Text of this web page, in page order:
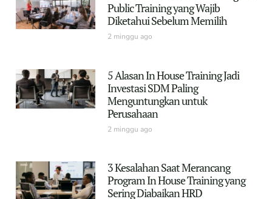
Public Training yang Wajib
Diketahui Sebelum Memilih
2 minggu ago
5 Alasan In House Training Jadi
Investasi SDM Paling
Menguntungkan untuk
Perusahaan
2 minggu ago
3 Kesalahan Saat Merancang
Program In House Training yang
Sering Diabaikan HRD